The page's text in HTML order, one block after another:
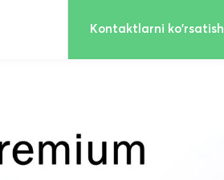
Kontaktlarni ko'rsatish